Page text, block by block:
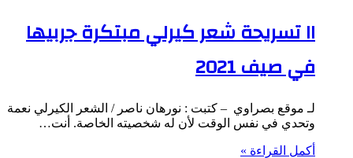
١١ تسريحة شعر كيرلي مبتكرة جربيها
في صيف 2021
لـ موقع بصراوي – كتبت : نورهان ناصر / الشعر الكيرلي نعمة
وتحدي في نفس الوقت لأن له شخصيته الخاصة. أنت…
أكمل القراءة »